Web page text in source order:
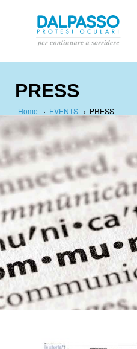
PRESS
Home › EVENTS › PRESS